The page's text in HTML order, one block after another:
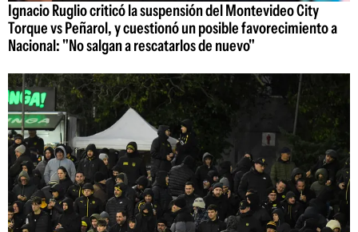
Ignacio Ruglio criticó la suspensión del Montevideo City
Torque vs Peñarol, y cuestionó un posible favorecimiento a
Nacional: "No salgan a rescatarlos de nuevo"